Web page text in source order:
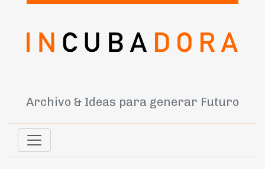
Archivo & Ideas para generar Futuro